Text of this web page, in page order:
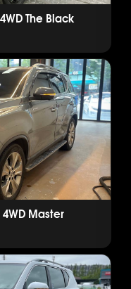
The Black
Master